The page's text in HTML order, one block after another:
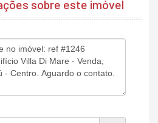
sobre este imóvel